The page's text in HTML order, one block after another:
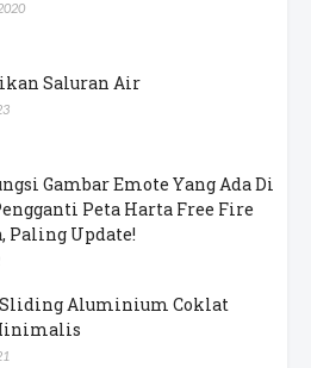
Saluran Air
Gambar Emote Yang Ada Di
Peta Harta Free Fire
Paling Update!
Sliding Aluminium Coklat